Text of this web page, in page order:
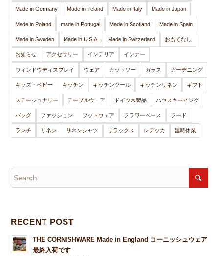
Made in Germany Made in Ireland Made in Italy Made in Japan
Made in Poland made in Portugal Made in Scotland Made in Spain
Made in Sweden Made in U.S.A. Made in Switzerland おもてなし
お知らせ アクセサリー インテリア インナー
ウィンドウディスプレイ ウェア カットソー ガラス ガーデニング
キッズ・ベビー キッチン キッチンツール キッチンリネン ギフト
ステーショナリー テーブルウェア ドイツ木製品 ハウスキーピング
バッグ ファッション フットウェア フラワーベース フード
ランチ リネン リネンシャツ リラックス レデッカ 臨時休業
RECENT POST
THE CORNISHWARE Made in England コーニッシュウェア
最終入荷です